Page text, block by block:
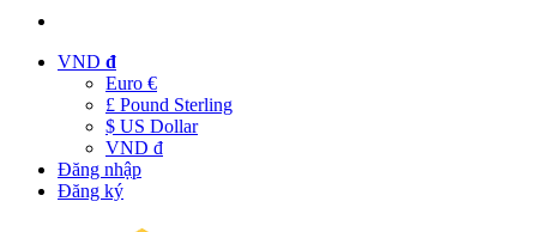
VND đ
Euro €
£ Pound Sterling
$ US Dollar
VND đ
Đăng nhập
Đăng ký